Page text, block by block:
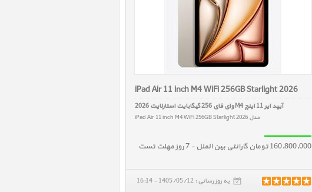
iPad Air 11 inch M4 WiFi 256GB Starlight 2026
آیپد ایر 11 اینچ M4 وای فای 256 گیگابایت استارلایت 2026
مدل iPad Air 11 inch M4 WiFi 256GB Starlight 2026
160,800,000 تومان گارانتی بین الملل - 7 روز مهلت تست
به روز رسانی : 1405/05/12 - 16:14